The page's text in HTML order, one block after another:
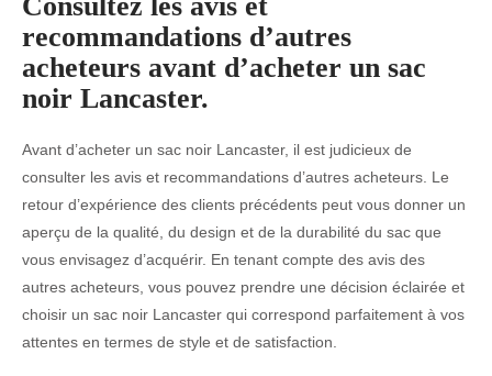
recommandations d’autres
acheteurs avant d’acheter un sac
noir Lancaster.
Avant d’acheter un sac noir Lancaster, il est judicieux de
consulter les avis et recommandations d’autres acheteurs. Le
retour d’expérience des clients précédents peut vous donner un
aperçu de la qualité, du design et de la durabilité du sac que
vous envisagez d’acquérir. En tenant compte des avis des
autres acheteurs, vous pouvez prendre une décision éclairée et
choisir un sac noir Lancaster qui correspond parfaitement à vos
attentes en termes de style et de satisfaction.